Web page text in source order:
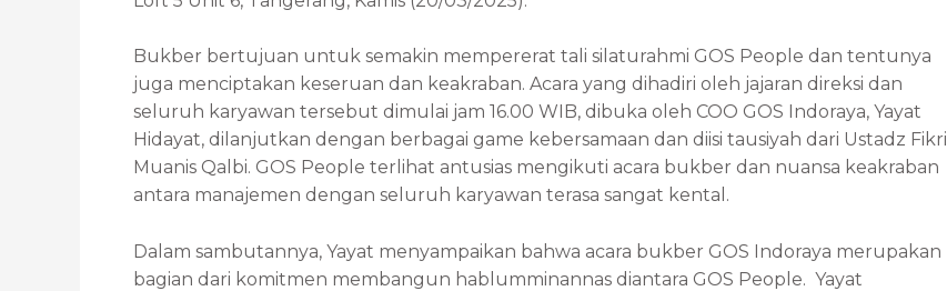
Bukber bertujuan untuk semakin mempererat tali silaturahmi GOS People dan tentunya
juga menciptakan keseruan dan keakraban. Acara yang dihadiri oleh jajaran direksi dan
seluruh karyawan tersebut dimulai jam 16.00 WIB, dibuka oleh COO GOS Indoraya, Yayat
Hidayat, dilanjutkan dengan berbagai game kebersamaan dan diisi tausiyah dari Ustadz Fikri
Muanis Qalbi. GOS People terlihat antusias mengikuti acara bukber dan nuansa keakraban
antara manajemen dengan seluruh karyawan terasa sangat kental.
Dalam sambutannya, Yayat menyampaikan bahwa acara bukber GOS Indoraya merupakan
bagian dari komitmen membangun hablumminannas diantara GOS People. Yayat